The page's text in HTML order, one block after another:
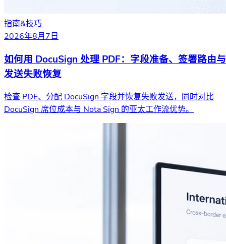
指南&技巧
2026年8月7日
如何用 DocuSign 处理 PDF：字段准备、签署路由与
发送失败恢复
检查 PDF、分配 DocuSign 字段并恢复失败发送，同时对比
DocuSign 席位成本与 Nota Sign 的亚太工作流优势。